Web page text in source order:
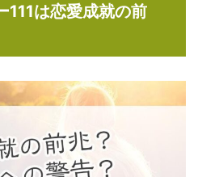
111は恋愛成就の前